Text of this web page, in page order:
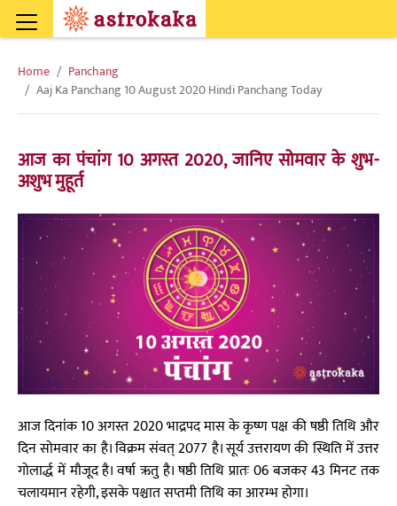
Home
Panchang
Aaj Ka Panchang 10 August 2020 Hindi Panchang Today
आज का पंचांग 10 अगस्त 2020, जानिए सोमवार के शुभ-
अशुभ मुहूर्त
आज दिनांक 10 अगस्त 2020 भाद्रपद मास के कृष्ण पक्ष की षष्ठी तिथि और
दिन सोमवार का है। विक्रम संवत् 2077 है। सूर्य उत्तरायण की स्थिति में उत्तर
गोलार्द्ध में मौजूद है। वर्षा ऋतु है। षष्ठी तिथि प्रातः 06 बजकर 43 मिनट तक
चलायमान रहेगी, इसके पश्चात सप्तमी तिथि का आरम्भ होगा।